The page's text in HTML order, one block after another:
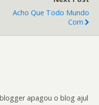
Acho Que Todo Mundo
Com
apagou o blog ajul